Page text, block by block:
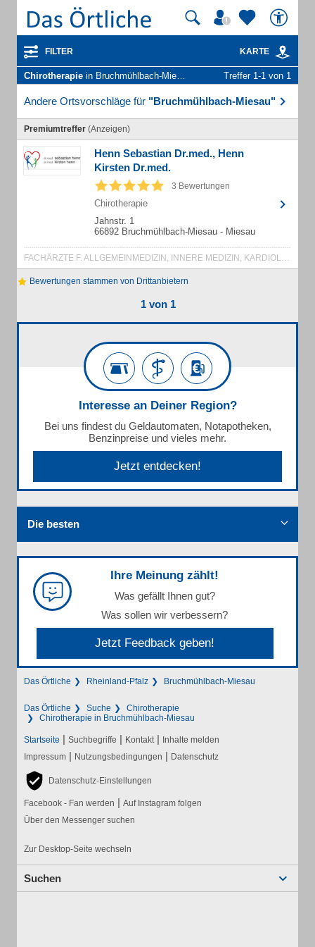
FILTER KARTE
Chirotherapie in Bruchmühlbach-Miesau Treffer 1-1 von 1
Andere Ortsvorschläge für "Bruchmühlbach-Miesau"
Premiumtreffer (Anzeigen)
Henn Sebastian Dr.med., Henn
Kirsten Dr.med.
3 Bewertungen
Chirotherapie
Jahnstr. 1
66892 Bruchmühlbach-Miesau - Miesau
FACHÄRZTE F. ALLGEMEINMEDIZIN, INNERE MEDIZIN, KARDIOLOGIE, JUGENDMEDIZIN
Bewertungen stammen von Drittanbietern
1 von 1
Interesse an Deiner Region?
Bei uns findest du Geldautomaten, Notapotheken,
Benzinpreise und vieles mehr.
Jetzt entdecken!
Die besten
Ihre Meinung zählt!
Was gefällt Ihnen gut?
Was sollen wir verbessern?
Jetzt Feedback geben!
Das Örtliche Rheinland-Pfalz Bruchmühlbach-Miesau
Das Örtliche Suche
Chirotherapie
Chirotherapie in Bruchmühlbach-Miesau
Startseite | Suchbegriffe | Kontakt | Inhalte melden
Impressum | Nutzungsbedingungen | Datenschutz
Datenschutz-Einstellungen
Facebook - Fan werden | Auf Instagram folgen
Über den Messenger suchen
Zur Desktop-Seite wechseln
Suchen